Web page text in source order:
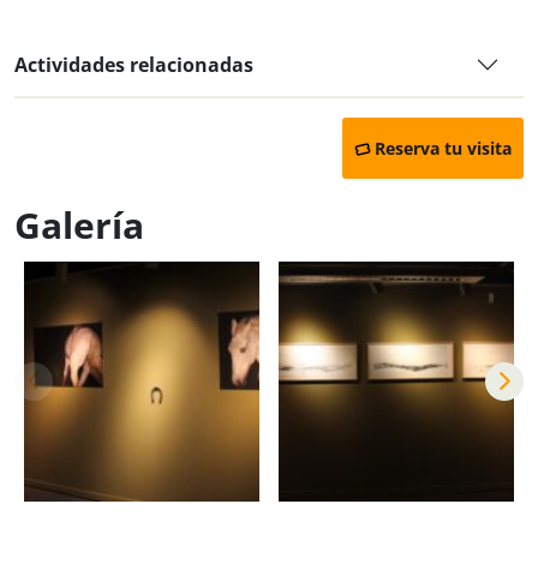
Actividades relacionadas
Reserva tu visita
Galería